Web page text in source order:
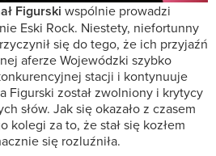
Figurski wspólnie prowadzi
Eski Rock. Niestety, niefortunny
się do tego, że ich przyjaźń
aferze Wojewódzki szybko
stacji i kontynuuje
Figurski został zwolniony i krytycy
słów. Jak się okazało z czasem
kolegi za to, że stał się kozłem
się rozluźniła.